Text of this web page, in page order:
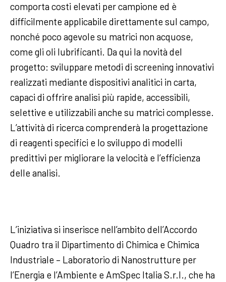
comporta costi elevati per campione ed è
difficilmente applicabile direttamente sul campo,
nonché poco agevole su matrici non acquose,
come gli oli lubrificanti. Da qui la novità del
progetto: sviluppare metodi di screening innovativi
realizzati mediante dispositivi analitici in carta,
capaci di offrire analisi più rapide, accessibili,
selettive e utilizzabili anche su matrici complesse.
L’attività di ricerca comprenderà la progettazione
di reagenti specifici e lo sviluppo di modelli
predittivi per migliorare la velocità e l’efficienza
delle analisi.
L’iniziativa si inserisce nell’ambito dell’Accordo
Quadro tra il Dipartimento di Chimica e Chimica
Industriale – Laboratorio di Nanostrutture per
l’Energia e l’Ambiente e AmSpec Italia S.r.l., che ha